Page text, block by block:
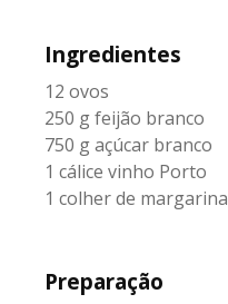
Ingredientes
12 ovos
250 g feijão branco
750 g açúcar branco
1 cálice vinho Porto
1 colher de margarina
Preparação